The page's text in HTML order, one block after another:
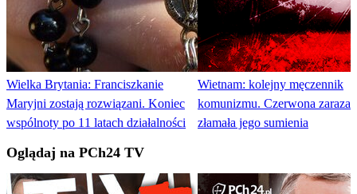
Wielka Brytania: Franciszkanie
Maryjni zostają rozwiązani. Koniec
wspólnoty po 11 latach działalności
Wietnam: kolejny męczennik
komunizmu. Czerwona zaraza
złamała jego sumienia
Oglądaj na PCh24 TV